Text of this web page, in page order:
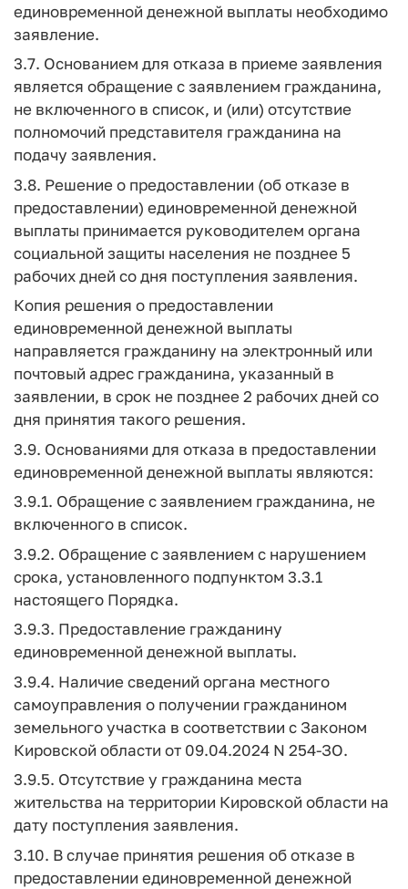
единовременной денежной выплаты необходимо
заявление.
3.7. Основанием для отказа в приеме заявления
является обращение с заявлением гражданина,
не включенного в список, и (или) отсутствие
полномочий представителя гражданина на
подачу заявления.
3.8. Решение о предоставлении (об отказе в
предоставлении) единовременной денежной
выплаты принимается руководителем органа
социальной защиты населения не позднее 5
рабочих дней со дня поступления заявления.
Копия решения о предоставлении
единовременной денежной выплаты
направляется гражданину на электронный или
почтовый адрес гражданина, указанный в
заявлении, в срок не позднее 2 рабочих дней со
дня принятия такого решения.
3.9. Основаниями для отказа в предоставлении
единовременной денежной выплаты являются:
3.9.1. Обращение с заявлением гражданина, не
включенного в список.
3.9.2. Обращение с заявлением с нарушением
срока, установленного подпунктом 3.3.1
настоящего Порядка.
3.9.3. Предоставление гражданину
единовременной денежной выплаты.
3.9.4. Наличие сведений органа местного
самоуправления о получении гражданином
земельного участка в соответствии с Законом
Кировской области от 09.04.2024 N 254-ЗО.
3.9.5. Отсутствие у гражданина места
жительства на территории Кировской области на
дату поступления заявления.
3.10. В случае принятия решения об отказе в
предоставлении единовременной денежной